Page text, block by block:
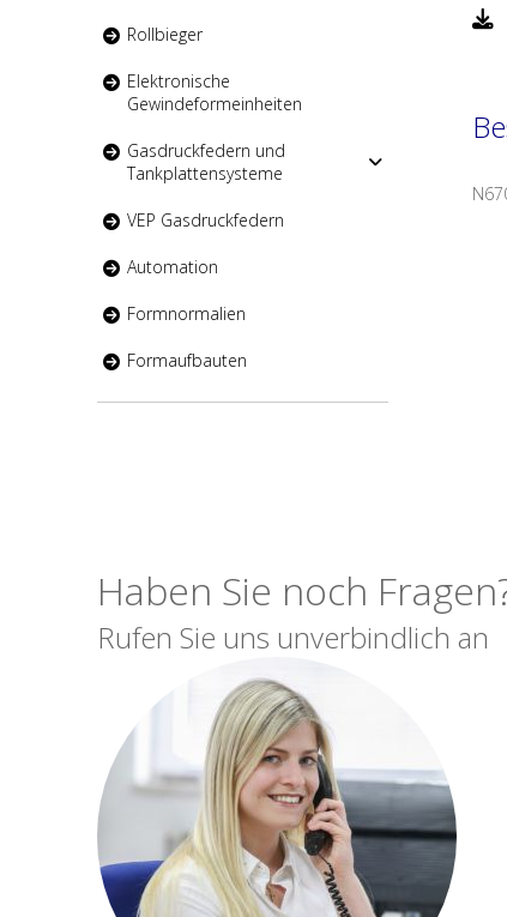
Rollbieger
Elektronische
Gewindeformeinheiten
Gasdruckfedern und
Tankplattensysteme
VEP Gasdruckfedern
Automation
Formnormalien
Formaufbauten
Haben Sie noch
Rufen Sie uns unverbindlich an